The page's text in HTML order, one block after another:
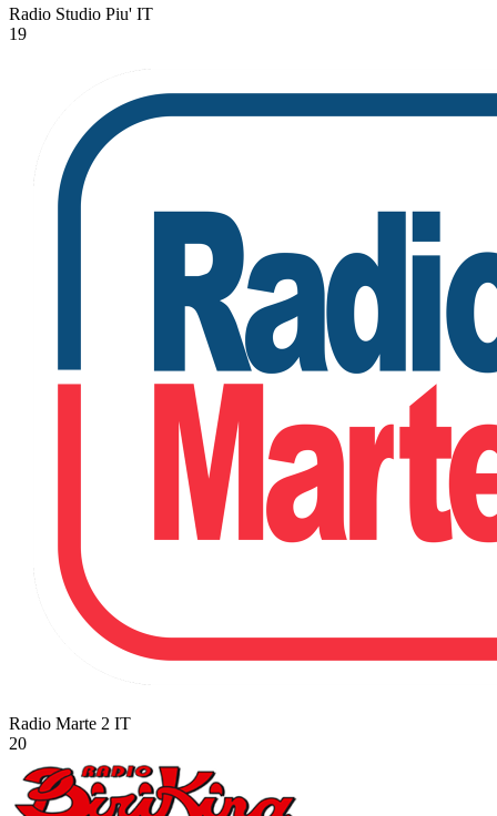
Radio Studio Piu' IT
19
Radio Marte 2 IT
20